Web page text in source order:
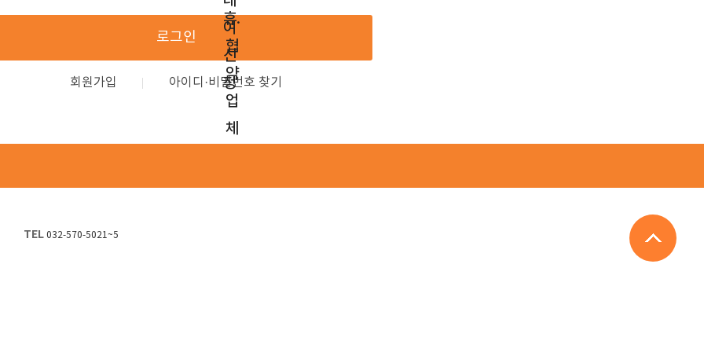
여
신
청
휴.
협
약
업
체
로그인
회원가입 아이디·비밀번호 찾기
TEL 032-570-5021~5